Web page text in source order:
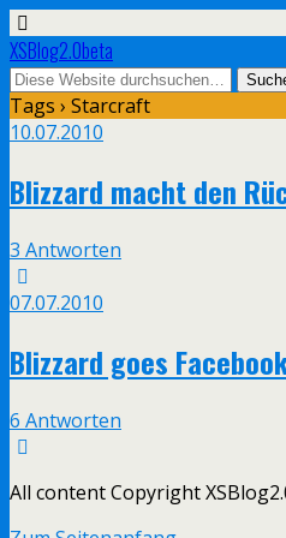
XSBlog2.0beta
Tags › Starcraft
10.07.2010
Blizzard macht den
3 Antworten
07.07.2010
Blizzard goes
6 Antworten
All content Copyright